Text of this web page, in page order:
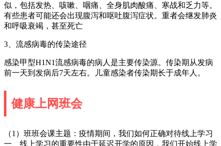
似，包括发热、咳嗽、咽痛、全身肌肉酸痛、寒战和乏力等。
有些患者可能还会出现腹泻和呕吐腹泻症状。重者会继发肺炎
和呼吸衰竭，甚至死亡
3、流感病毒的传染途径
感染甲型H1N1流感病毒的病人是主要传染源。传染期从发病
前一天到发病后7天左右。儿童感染者传染期长于成年人。
健康上网班会
（1）班班会课主题：疫情期间，我们如何正确对待线上学习
一、线上学习的重要性由于延迟开学的原因，我们开始线上学